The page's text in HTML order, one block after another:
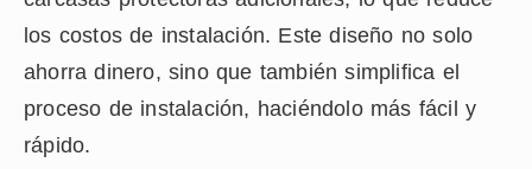
los costos de instalación. Este diseño no solo
ahorra dinero, sino que también simplifica el
proceso de instalación, haciéndolo más fácil y
rápido.